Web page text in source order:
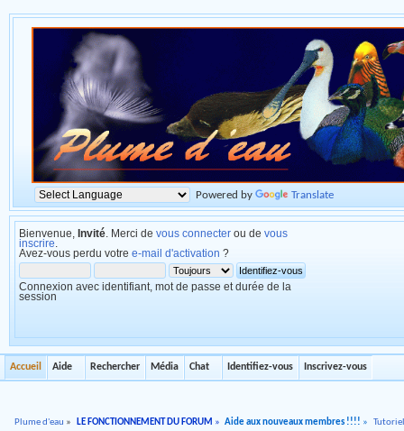
Powered by Translate
Bienvenue, Invité . Merci de vous connecter ou de vous
inscrire
Avez-vous perdu votre e-mail d'activation ?
Connexion avec identifiant, mot de passe et durée de la
session
Accueil Aide Rechercher Média Chat Identifiez-vous Inscrivez-vous
Plume d'eau » LE FONCTIONNEMENT DU FORUM » Aide aux nouveaux membres !!!! »